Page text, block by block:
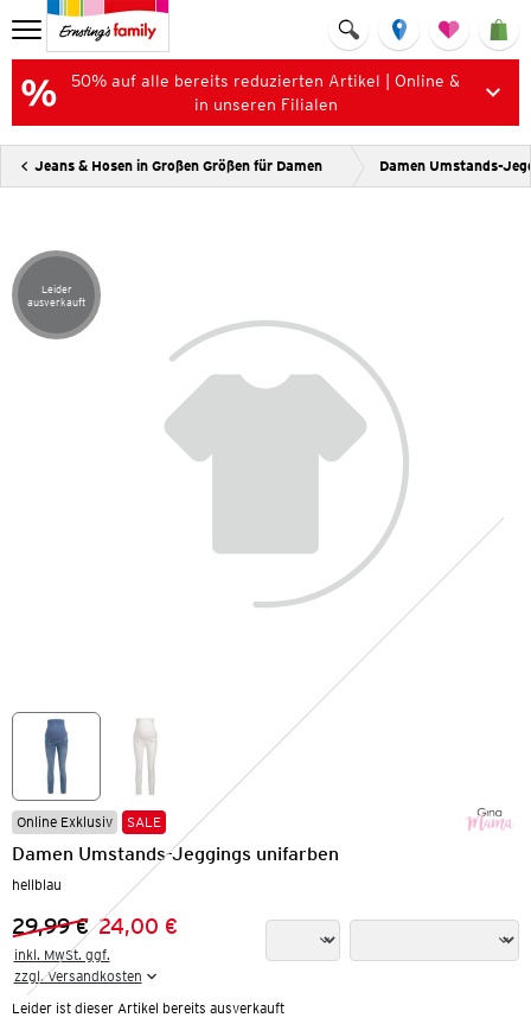
50% auf alle bereits reduzierten Artikel | Online &
in unseren Filialen
Jeans & Hosen in Großen Größen für Damen Damen Umstands-
Artikel leider ausverkauft
Leider
ausverkauft
Online Exklusiv SALE
Damen Umstands-Jeggings unifarben
hellblau
Vorheriger Preis:
29,99 €
Neuer Preis:24,00 €
inkl. MwSt. ggf.
zzgl. Versandkosten
Leider ist dieser Artikel bereits ausverkauft